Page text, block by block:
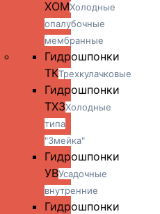
ХОМХолодные
опалубочные
мембранные
Гидрошпонки
ТКТрехкулачковые
Гидрошпонки
ТХЗХолодные
типа
"Змейка"
Гидрошпонки
УВУсадочные
внутренние
Гидрошпонки